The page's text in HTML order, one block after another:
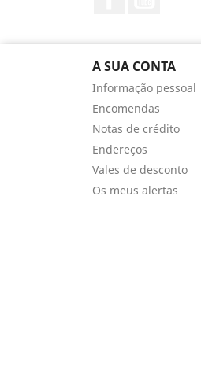
A SUA CONTA
Informação pessoal
Encomendas
Notas de crédito
Endereços
Vales de desconto
Os meus alertas